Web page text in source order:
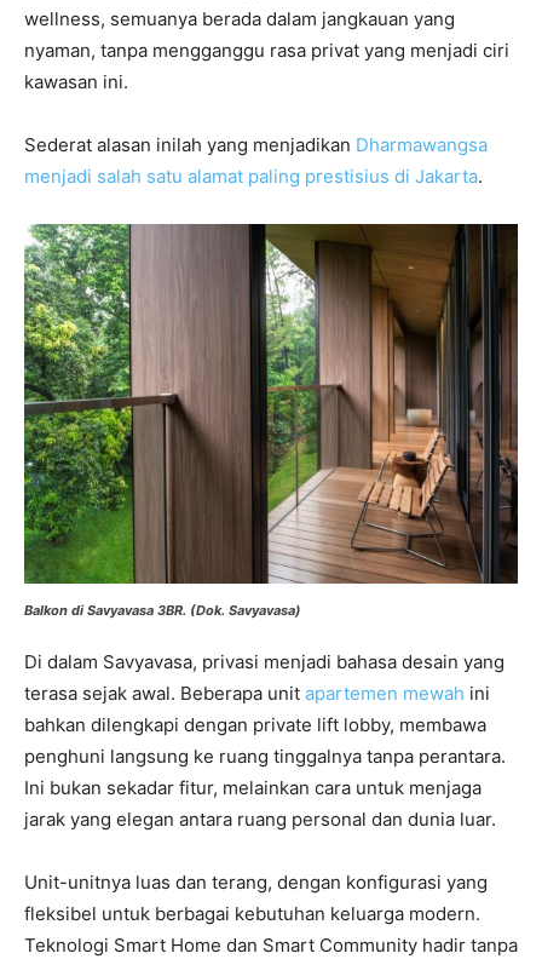
wellness, semuanya berada dalam jangkauan yang
nyaman, tanpa mengganggu rasa privat yang menjadi ciri
kawasan ini.
Sederat alasan inilah yang menjadikan Dharmawangsa
menjadi salah satu alamat paling prestisius di Jakarta.
Balkon di Savyavasa 3BR. (Dok. Savyavasa)
Di dalam Savyavasa, privasi menjadi bahasa desain yang
terasa sejak awal. Beberapa unit apartemen mewah ini
bahkan dilengkapi dengan private lift lobby, membawa
penghuni langsung ke ruang tinggalnya tanpa perantara.
Ini bukan sekadar fitur, melainkan cara untuk menjaga
jarak yang elegan antara ruang personal dan dunia luar.
Unit-unitnya luas dan terang, dengan konfigurasi yang
fleksibel untuk berbagai kebutuhan keluarga modern.
Teknologi Smart Home dan Smart Community hadir tanpa